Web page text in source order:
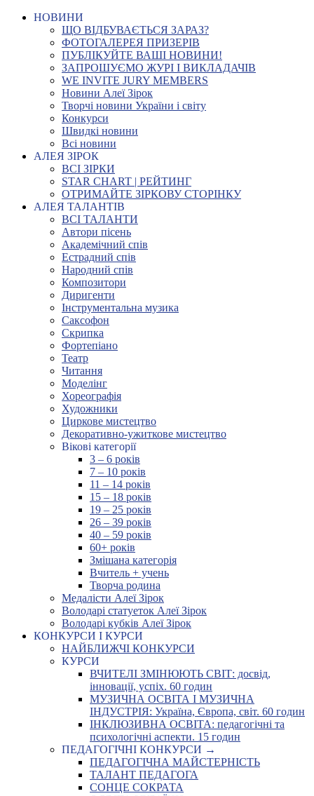
НОВИНИ
ЩО ВІДБУВАЄТЬСЯ ЗАРАЗ?
ФОТОГАЛЕРЕЯ ПРИЗЕРІВ
ПУБЛІКУЙТЕ ВАШІ НОВИНИ!
ЗАПРОШУЄМО ЖУРІ І ВИКЛАДАЧІВ
WE INVITE JURY MEMBERS
Новини Алеї Зірок
Творчі новини України і світу
Конкурси
Швидкі новини
Всі новини
АЛЕЯ ЗІРОК
ВСІ ЗІРКИ
STAR CHART | РЕЙТИНГ
ОТРИМАЙТЕ ЗІРКОВУ СТОРІНКУ
АЛЕЯ ТАЛАНТІВ
ВСІ ТАЛАНТИ
Автори пісень
Академічний спів
Естрадний спів
Народний спів
Композитори
Диригенти
Інструментальна музика
Саксофон
Скрипка
Фортепіано
Театр
Читання
Моделінг
Хореографія
Художники
Циркове мистецтво
Декоративно-ужиткове мистецтво
Вікові категорії
3 – 6 років
7 – 10 років
11 – 14 років
15 – 18 років
19 – 25 років
26 – 39 років
40 – 59 років
60+ років
Змішана категорія
Вчитель + учень
Творча родина
Медалісти Алеї Зірок
Володарі статуеток Алеї Зірок
Володарі кубків Алеї Зірок
КОНКУРСИ І КУРСИ
НАЙБЛИЖЧІ КОНКУРСИ
КУРСИ
ВЧИТЕЛІ ЗМІНЮЮТЬ СВІТ: досвід,
інновації, успіх. 60 годин
МУЗИЧНА ОСВІТА І МУЗИЧНА
ІНДУСТРІЯ: Україна, Європа, світ. 60 годин
ІНКЛЮЗИВНА ОСВІТА: педагогічні та
психологічні аспекти. 15 годин
ПЕДАГОГІЧНІ КОНКУРСИ →
ПЕДАГОГІЧНА МАЙСТЕРНІСТЬ
ТАЛАНТ ПЕДАГОГА
СОНЦЕ СОКРАТА